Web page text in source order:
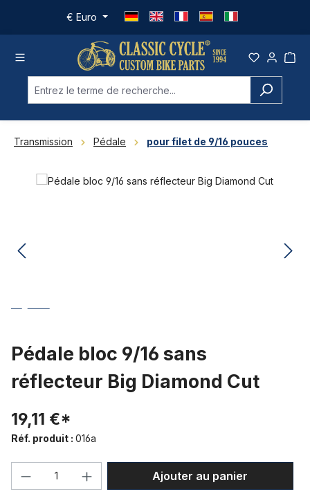
Passer au contenu principal
€ Euro
Transmission Pédale pour filet de 9/16 pouces
Ignorer la galerie d'images
Pédale bloc 9/16 sans
réflecteur Big Diamond Cut
19,11 €*
Réf. produit : 016a
Quantité de produit : Entrez la
Ajouter au panier